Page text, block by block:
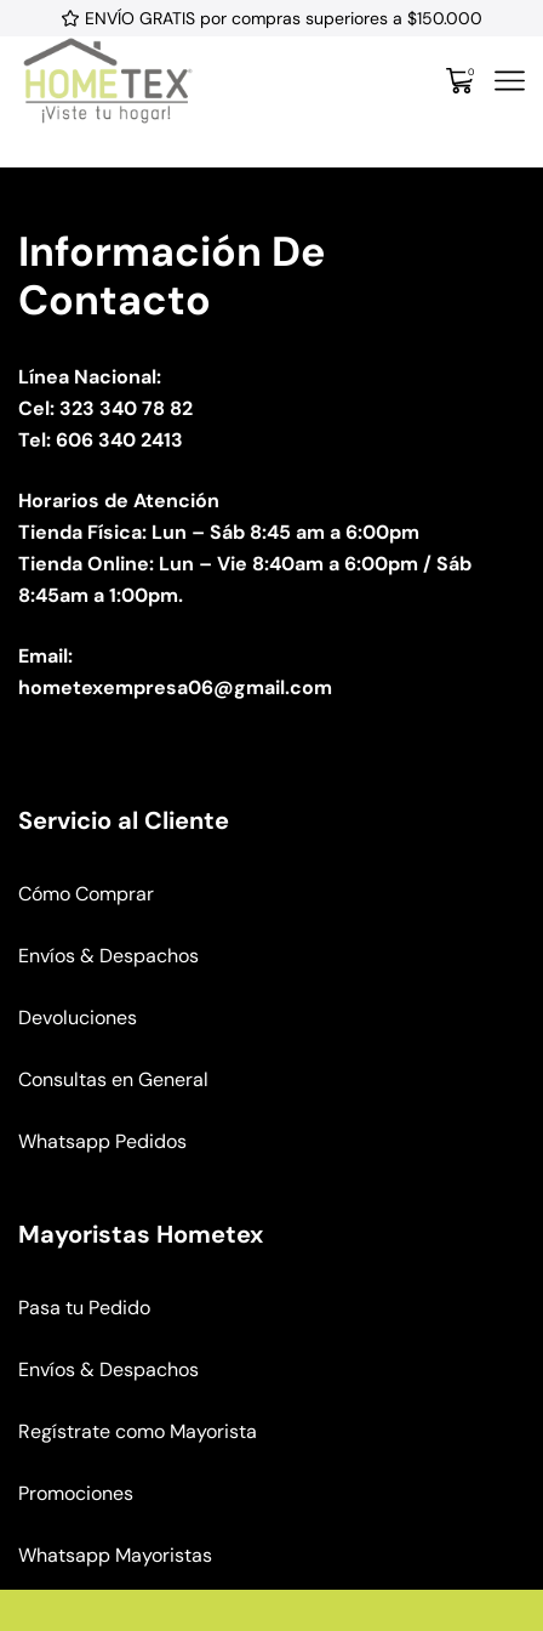
ENVÍO GRATIS por compras superiores a $150.000
0
Información De
Contacto
Línea Nacional:
Cel: 323 340 78 82
Tel: 606 340 2413
Horarios de Atención
Tienda Física: Lun – Sáb 8:45 am a 6:00pm
Tienda Online: Lun – Vie 8:40am a 6:00pm / Sáb
8:45am a 1:00pm.
Email:
hometexempresa06@gmail.com
Servicio al Cliente
Cómo Comprar
Envíos & Despachos
Devoluciones
Consultas en General
Whatsapp Pedidos
Mayoristas Hometex
Pasa tu Pedido
Envíos & Despachos
Regístrate como Mayorista
Promociones
Whatsapp Mayoristas